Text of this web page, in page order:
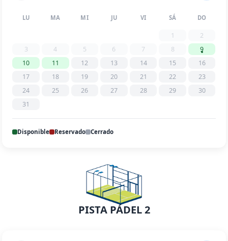
LU MA MI JU VI SÁ DO
1
2
3
4 5 6 7 8
9
10
11 12 13 14 15
16
17
18 19 20 21 22
23
24
25 26 27 28 29
30
31
Disponible Reservado Cerrado
PISTA PÁDEL 2